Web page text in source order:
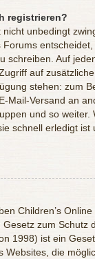
registrieren?
unbedingt
schreiben. Auf
auf
stehen: zum
Mail-Versand an
und so weiter.
schnell erledigt ist
Children’s
zum Schutz
1998) ist ein
Websites, die